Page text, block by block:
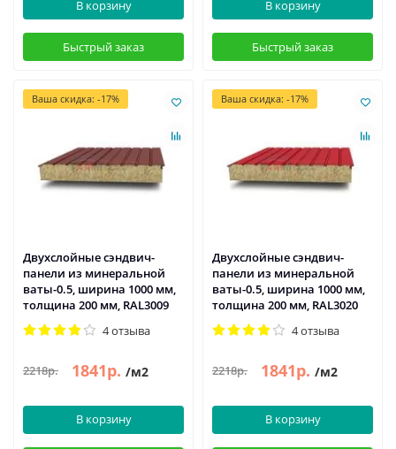
В корзину
Быстрый заказ
В корзину
Быстрый заказ
Ваша скидка: -17%
Двухслойные сэндвич-
панели из минеральной
ваты-0.5, ширина 1000 мм,
толщина 200 мм, RAL3009
4 отзыва
2218р. 1841р. /м2
В корзину
Ваша скидка: -17%
Двухслойные сэндвич-
панели из минеральной
ваты-0.5, ширина 1000 мм,
толщина 200 мм, RAL3020
4 отзыва
2218р. 1841р. /м2
В корзину